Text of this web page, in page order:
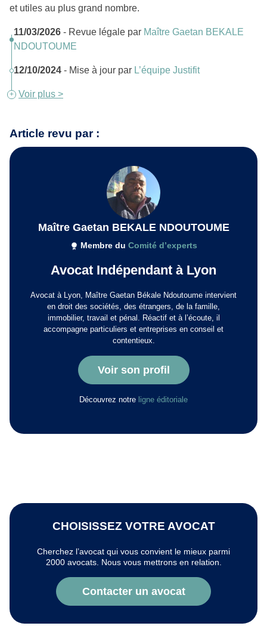
et utiles au plus grand nombre.
11/03/2026 - Revue légale par Maître Gaetan BEKALE
NDOUTOUME
12/10/2024 - Mise à jour par L’équipe Justifit
Voir plus >
Article revu par :
Maître Gaetan BEKALE NDOUTOUME
Membre du Comité d’experts
Avocat Indépendant à Lyon
Avocat à Lyon, Maître Gaetan Békale Ndoutoume intervient
en droit des sociétés, des étrangers, de la famille,
immobilier, travail et pénal. Réactif et à l’écoute, il
accompagne particuliers et entreprises en conseil et
contentieux.
Voir son profil
Découvrez notre ligne éditoriale
CHOISISSEZ VOTRE AVOCAT
Cherchez l’avocat qui vous convient le mieux parmi
2000 avocats. Nous vous mettrons en relation.
Contacter un avocat